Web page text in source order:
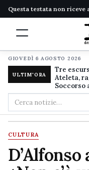
Questa testata non riceve
GIOVEDÌ 6 AGOSTO 2026
ULTIM'ORA
Tre
Ateleta,
Soccorso
Cerca
nel
sito
CULTURA